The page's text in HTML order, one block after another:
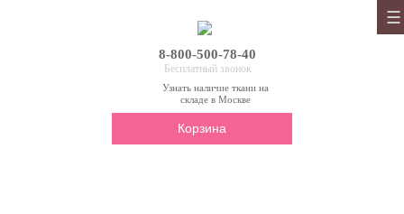
8-800-500-78-40
Бесплатный звонок
Узнать наличие ткани на
складе в Москве
Корзина